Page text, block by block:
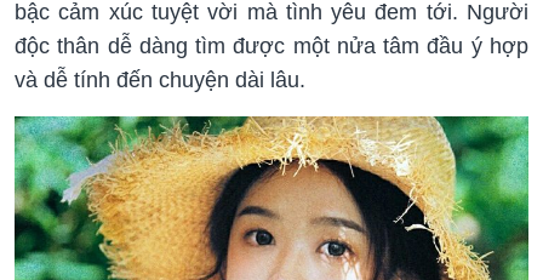
bậc cảm xúc tuyệt vời mà tình yêu đem tới. Người
độc thân dễ dàng tìm được một nửa tâm đầu ý hợp
và dễ tính đến chuyện dài lâu.